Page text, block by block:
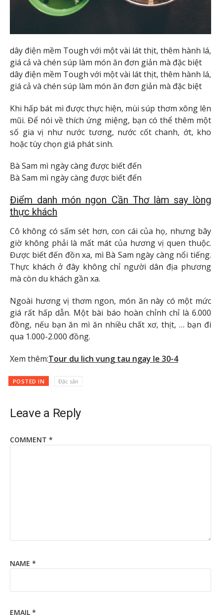
dây điện mềm Tough với một vài lát thịt, thêm hành lá,
giá cả và chén súp làm món ăn đơn giản mà đặc biệt
dây điện mềm Tough với một vài lát thịt, thêm hành lá,
giá cả và chén súp làm món ăn đơn giản mà đặc biệt
Khi hấp bát mì được thực hiện, mùi súp thơm xông lên
mũi. Để nói về thích ứng miệng, bạn có thể thêm một
số gia vị như nước tương, nước cốt chanh, ớt, kho
hoặc tùy chọn giá phát sinh.
Bà Sam mì ngày càng được biết đến
Bà Sam mì ngày càng được biết đến
Điểm danh món ngon Cần Thơ làm say lòng
thực khách
Cô không có sấm sét hơn, con cái của họ, nhưng bây
giờ không phải là mất mát của hương vị quen thuộc.
Được biết đến đồn xa, mì Bà Sam ngày càng nổi tiếng.
Thực khách ở đây không chỉ người dân địa phương
mà còn du khách gần xa.
Ngoài hương vị thơm ngon, món ăn này có một mức
giá rất hấp dẫn. Một bài báo hoàn chỉnh chỉ là 6.000
đồng, nếu bạn ăn mì ăn nhiều chất xơ, thịt, … bạn đi
qua 1.000-2.000 đồng.
Xem thêm:Tour du lich vung tau ngay le 30-4
POSTED IN Đặc sản
Leave a Reply
COMMENT *
NAME *
EMAIL *